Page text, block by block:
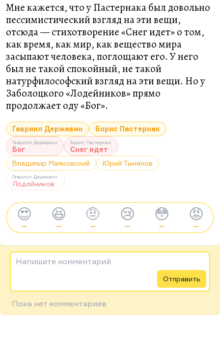
Мне кажется, что у Пастернака был довольно
пессимистический взгляд на эти вещи,
отсюда — стихотворение «Снег идет» о том,
как время, как мир, как вещество мира
засыпают человека, поглощают его. У него
был не такой спокойный, не такой
натурфилософский взгляд на эти вещи. Но у
Заболоцкого «Лодейников» прямо
продолжает оду «Бог».
Гавриил Державин Борис Пастернак
Гавриил Державин
Бог
Борис Пастернак
Снег идет
Владимир Маяковский
Юрий Тынянов
Гавриил Державин
Лодейников
😍
—
😆
—
🤨
—
😢
—
😳
—
😡
—
Напишите комментарий
Отправить
Пока нет комментариев